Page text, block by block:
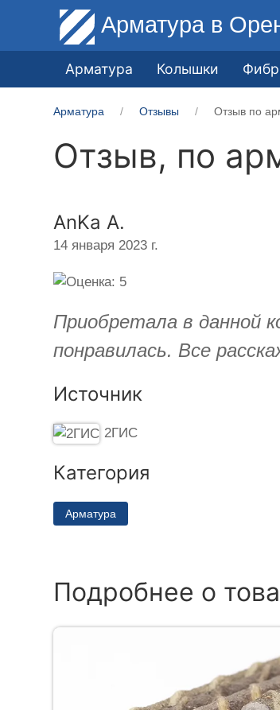
Арматура в
Арматура Колышки
Арматура Отзывы Отзыв по
Отзыв, по
AnKa A.
14 января 2023 г.
Приобретала в данной
понравилась. Все
Источник
2ГИС
Категория
Арматура
Подробнее о